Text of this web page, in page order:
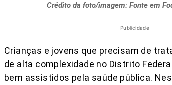
Crédito da foto/imagem: Fonte em
Publicidade
Crianças e jovens que precisam de
de alta complexidade no Distrito
bem assistidos pela saúde pública.